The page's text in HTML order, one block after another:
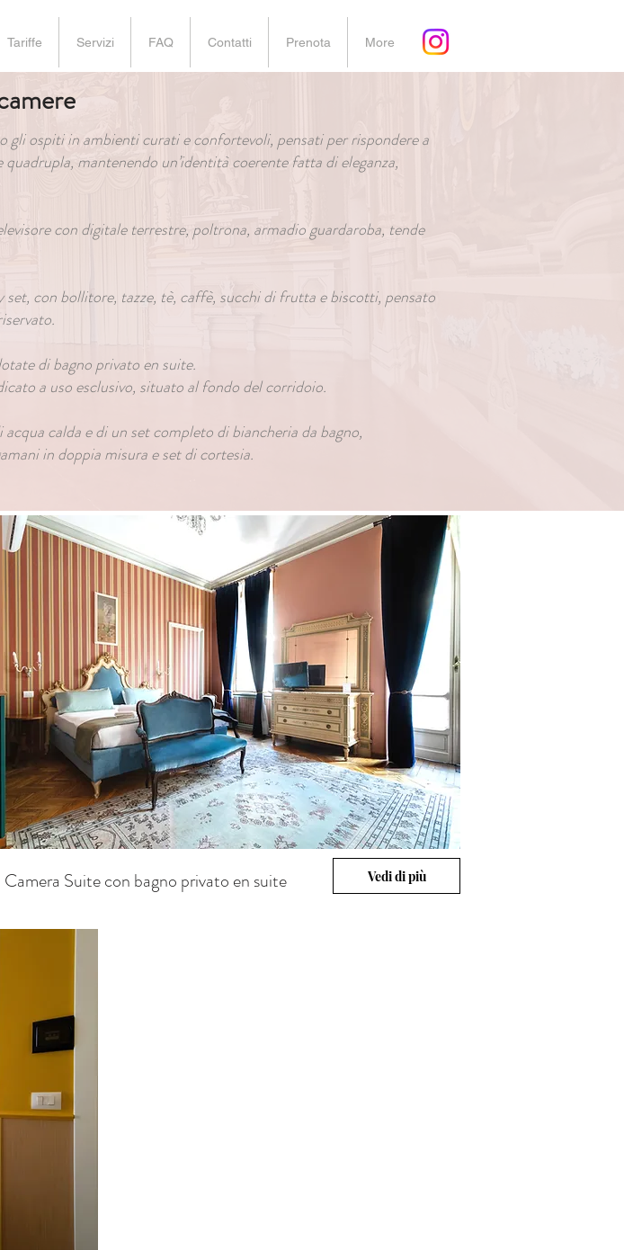
Tariffe Servizi FAQ Contatti Prenota More
gli ospiti in ambienti curati e confortevoli, pensati per rispondere a
mantenendo un’identità coerente fatta di eleganza,
con digitale terrestre, poltrona, armadio guardaroba, tende
con bollitore, tazze, tè, caffè, succhi di frutta e biscotti, pensato
di bagno privato en suite.
a uso esclusivo, situato al fondo del corridoio.
calda e di un set completo di biancheria da bagno,
in doppia misura e set di cortesia.
Camera Suite con bagno privato en suite Vedi di più